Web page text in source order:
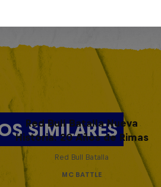
SIMILARES
Red Bull Batalla Nueva
Historia: 20 Años de Rimas
Red Bull Batalla
MC BATTLE